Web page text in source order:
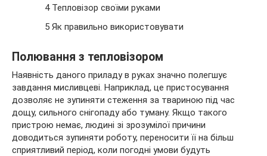
4 Тепловізор своїми руками
5 Як правильно використовувати
Полювання з тепловізором
Наявність даного приладу в руках значно полегшує
завдання мисливцеві. Наприклад, це пристосування
дозволяє не зупиняти стеження за твариною під час
дощу, сильного снігопаду або туману. Якщо такого
пристрою немає, людині зі зрозумілої причини
доводиться зупиняти роботу, переносити її на більш
сприятливий період, коли погодні умови будуть